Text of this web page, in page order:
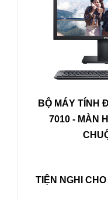
BỘ MÁY TÍNH
7010 - MÀN
TIỆN NGHI